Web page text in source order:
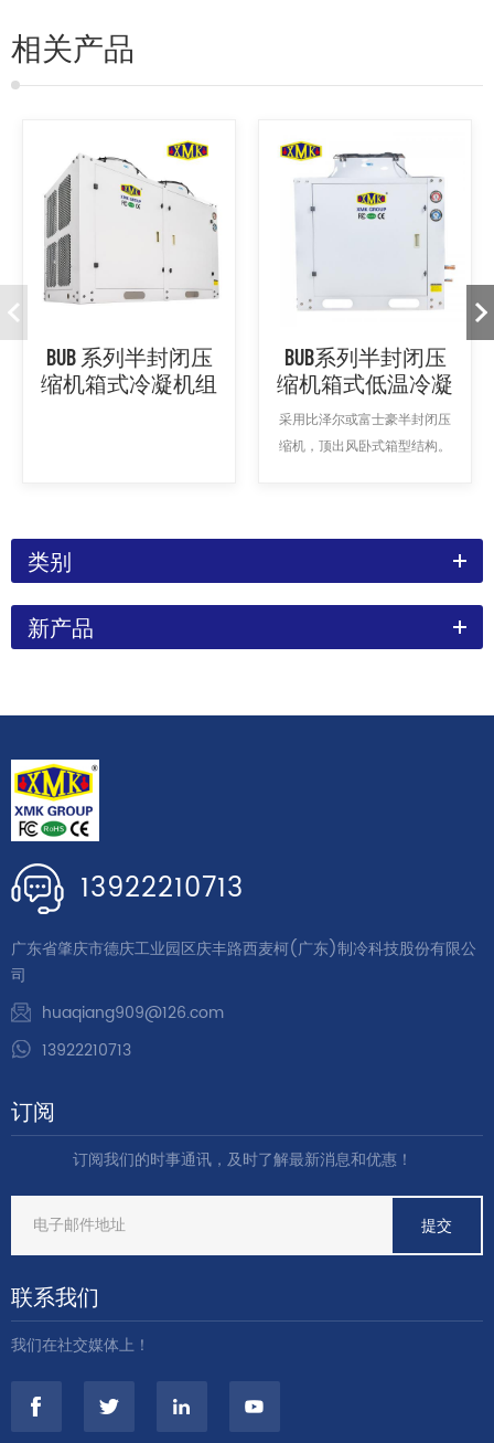
相关产品
BUB 系列半封闭压
缩机箱式冷凝机组
BUB系列半封闭压
缩机箱式低温冷凝
机组
采用比泽尔或富士豪半封闭压
缩机，顶出风卧式箱型结构。
音低、运行可靠性好。
类别
新产品
13922210713
广东省肇庆市德庆工业园区庆丰路西麦柯(广东)制冷科技股份有限公
司
huaqiang909@126.com
13922210713
订阅
订阅我们的时事通讯，及时了解最新消息和优惠！
联系我们
我们在社交媒体上！